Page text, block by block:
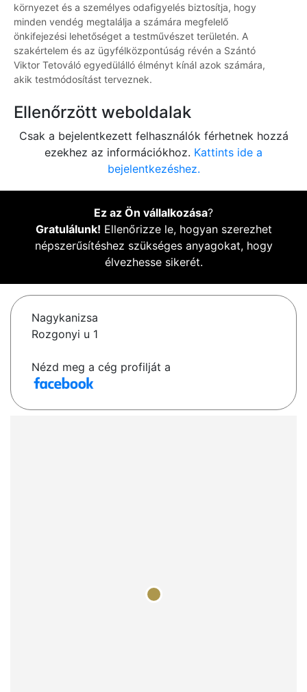
környezet és a személyes odafigyelés biztosítja, hogy
minden vendég megtalálja a számára megfelelő
önkifejezési lehetőséget a testművészet területén. A
szakértelem és az ügyfélközpontúság révén a Szántó
Viktor Tetováló egyedülálló élményt kínál azok számára,
akik testmódosítást terveznek.
Ellenőrzött weboldalak
Csak a bejelentkezett felhasználók férhetnek hozzá
ezekhez az információkhoz. Kattints ide a
bejelentkezéshez.
Ez az Ön vállalkozása?
Gratulálunk! Ellenőrizze le, hogyan szerezhet
népszerűsítéshez szükséges anyagokat, hogy
élvezhesse sikerét.
Nagykanizsa
Rozgonyi u 1
Nézd meg a cég profilját a